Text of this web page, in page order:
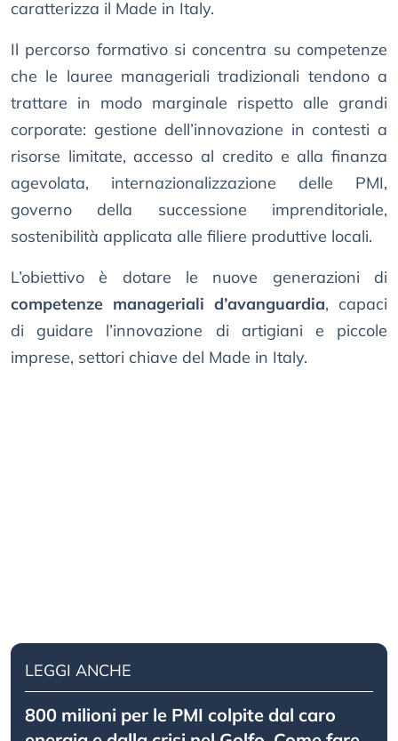
caratterizza il Made in Italy.
Il percorso formativo si concentra su competenze
che le lauree manageriali tradizionali tendono a
trattare in modo marginale rispetto alle grandi
corporate: gestione dell’innovazione in contesti a
risorse limitate, accesso al credito e alla finanza
agevolata, internazionalizzazione delle PMI,
governo della successione imprenditoriale,
sostenibilità applicata alle filiere produttive locali.
L’obiettivo è dotare le nuove generazioni di
competenze manageriali d’avanguardia, capaci
di guidare l’innovazione di artigiani e piccole
imprese, settori chiave del Made in Italy.
LEGGI ANCHE
800 milioni per le PMI colpite dal caro